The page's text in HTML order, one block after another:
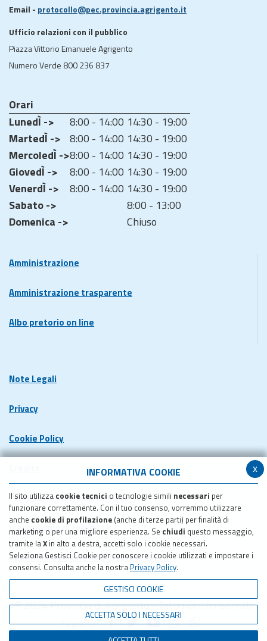
x
INFORMATIVA COOKIE
Il sito utilizza cookie tecnici o tecnologie simili necessari per
funzionare correttamente. Con il tuo consenso, vorremmo utilizzare
anche cookie di profilazione (anche di terze parti) per finalità di
marketing o per una migliore esperienza. Se chiudi questo messaggio,
tramite laX in alto a destra, accetti solo i cookie necessari.
Seleziona Gestisci Cookie per conoscere i cookie utilizzati e impostare i
consensi. Consulta anche la nostra Privacy Policy.
GESTISCI COOKIE
ACCETTA SOLO I NECESSARI
Email - protocollo@pec.provincia.agrigento.it
Ufficio relazioni con il pubblico
Piazza Vittorio Emanuele Agrigento
Numero Verde 800 236 837
Orari
LunedÌ ->
8:00 - 14:00 14:30 - 19:00
MartedÌ -> 8:00 - 14:00 14:30 - 19:00
MercoledÌ ->8:00 - 14:00 14:30 - 19:00
GiovedÌ ->
8:00 - 14:00 14:30 - 19:00
VenerdÌ ->
8:00 - 14:00 14:30 - 19:00
Sabato ->
8:00 - 13:00
Domenica ->
Chiuso
Amministrazione
Amministrazione trasparente
Albo pretorio on line
Note Legali
Privacy
Cookie Policy
Dichiarazione di accessibilita'
Meccanismo di feedback
Pubblicazione obiettivi di accessibilita'
© 2024 Provincia di Agrigento - Tutti i diritti riservati
Seguici su: